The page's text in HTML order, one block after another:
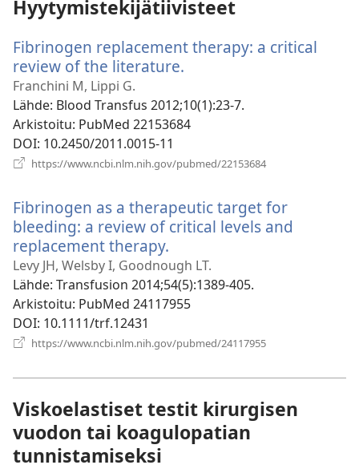
Hyytymistekijätiivisteet
Fibrinogen replacement therapy: a critical
review of the literature.
ikkunan)
Franchini M, Lippi G.
Lähde‎: Blood Transfus 2012;10(1):23-7.
Arkistoitu‎: PubMed 22153684
DOI‎: 10.2450/2011.0015-11
https://www.ncbi.nlm.nih.gov/pubmed/22153684
Fibrinogen as a therapeutic target for
bleeding: a review of critical levels and
replacement therapy.
uuden
ikkunan)
Levy JH, Welsby I, Goodnough LT.
Lähde‎: Transfusion 2014;54(5):1389-405.
Arkistoitu‎: PubMed 24117955
DOI‎: 10.1111/trf.12431
https://www.ncbi.nlm.nih.gov/pubmed/24117955
Viskoelastiset testit kirurgisen
vuodon tai koagulopatian
tunnistamiseksi